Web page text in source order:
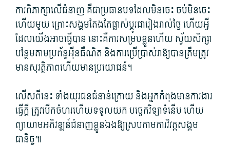
ការពិភាក្សា​លើ​ជំនាញ គឺជា​ប្រធានបទ​ដែល​មិន​ចេះ ចប់​មិន​ចេះ​
ហើយ​មួយ ព្រោះ​សង្គម​តែងតែ​ផ្លាស់​ប្ដូរ​ជា​រៀងរាល់ថ្ងៃ ហើយ​អ្វី​
ដែល​យើង​អាច​ធ្វើ​បាន នោះ​គឺ​ការសម្រប​ខ្លួន​ហើយ ស្វ័យ​សិក្សា​
បន្ថែម​តាម​ប្រព័ន្ធ​អុីន​ធឺណិត និង​ការ​ប្រើ​ប្រាស់​វា​ឱ្យ​បាន​ត្រឹមត្រូវ
មាន​សុវត្ថិភាព​ហើយ​មានប្រយោជន៍។
លើស​ពី​នេះ ទាំង​យុវជន​ជំនាន់​ក្រោយ និង​អ្នក​កំពុង​មានការ​ងារ​
ធ្វើ​ក្តី ត្រូវ​បើកចំហ​រហើយ​ទទួលយក បច្ចេកវិទ្យា​ទំនើប​ ហើយ​
ព្យាយាម​អភិវឌ្ឍន៍​ជំនាញ​ខ្លួនឯង​ឱ្យ​ស្របតាម​ការ​វិវត្ត​សង្គម​
ជានិច្ច​៕